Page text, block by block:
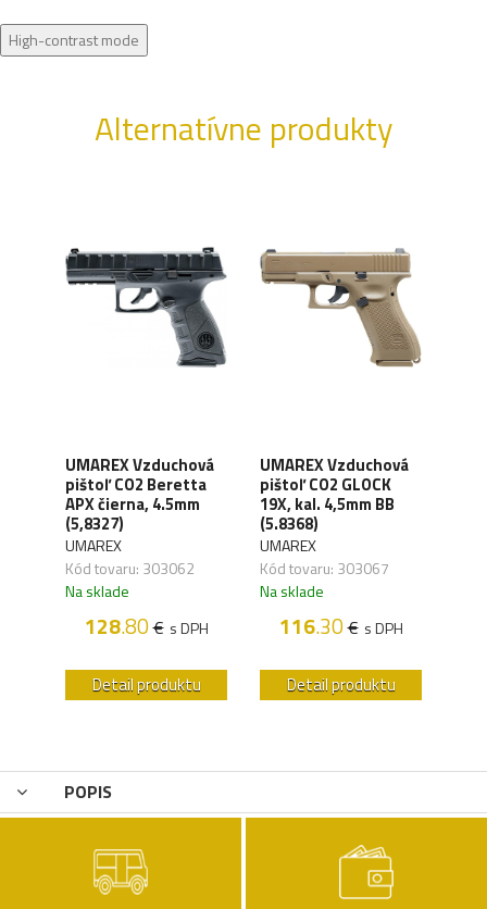
High-contrast mode
Alternatívne produkty
UMAREX Vzduchová
pištoľ CO2 Beretta
APX čierna, 4.5mm
(5,8327)
UMAREX
Kód tovaru: 303062
Na sklade
128.80€ s DPH
Detail produktu
UMAREX Vzduchová
pištoľ CO2 GLOCK
19X, kal. 4,5mm BB
(5.8368)
UMAREX
Kód tovaru: 303067
Na sklade
116.30€ s DPH
Detail produktu
POPIS